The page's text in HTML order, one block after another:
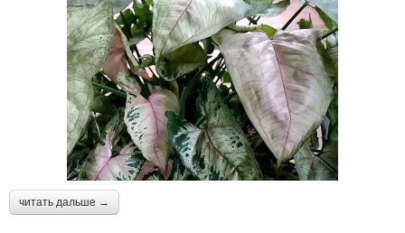
читать дальше →